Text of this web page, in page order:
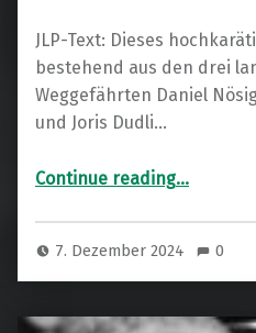
JLP-Text: Dieses
bestehend aus den drei
Weggefährten Daniel
und Joris Dudli…
Continue reading“Fritz Pauer Legacy Quintett plays „African
…
7. Dezember 2024 0